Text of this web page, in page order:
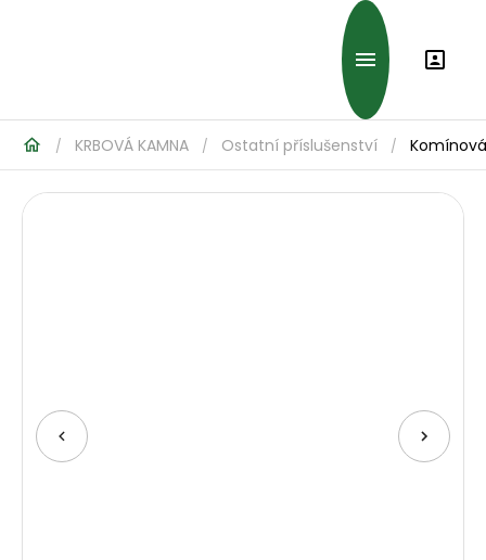
/ KRBOVÁ KAMNA / Ostatní příslušenství /